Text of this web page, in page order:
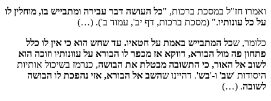
ואמרו חז"ל במסכת ברכות, "כל העושה דבר עבירה ומתבייש בו, מוחלין לו
על כל עונותיו." (מסכת ברכות, דף יב', עמוד ב'). (…)
כלומר, שכל המתבייש באמת על חטאיו. עד שחש הוא כי אין לו כלל
פתחון פה מול הבורא, דווקא אז מכפר לו הבורא על עוונותיו וזוכה הוא
לשוב אל האור, כי התשובה מבטלת את הבושה, כנרמז בשיכול אותיות
היסודות 'שב' ו-'בש'. דהיינו שהשב אל הבורא, אזי נהפכת לו הבושה
לשובה. (…)